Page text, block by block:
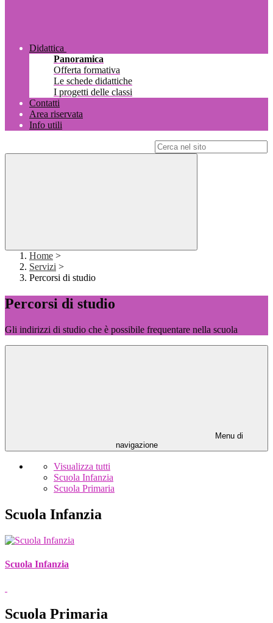
Didattica
Panoramica
Offerta formativa
Le schede didattiche
I progetti delle classi
Contatti
Area riservata
Info utili
Home >
Servizi >
Percorsi di studio
Percorsi di studio
Gli indirizzi di studio che è possibile frequentare nella scuola
Menu di
navigazione
Visualizza tutti
Scuola Infanzia
Scuola Primaria
Scuola Infanzia
Scuola Infanzia
Scuola Primaria